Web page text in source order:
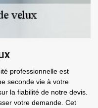
professionnelle est
seconde vie à votre
la fiabilité de notre devis.
votre demande. Cet